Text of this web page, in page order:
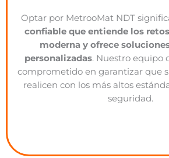
Optar por MetrooMatNDT
confiable que entiende los
moderna y ofrece
personalizadas. Nuestro equipo
comprometido en garantizar que
realicen con los más altos
seguridad.